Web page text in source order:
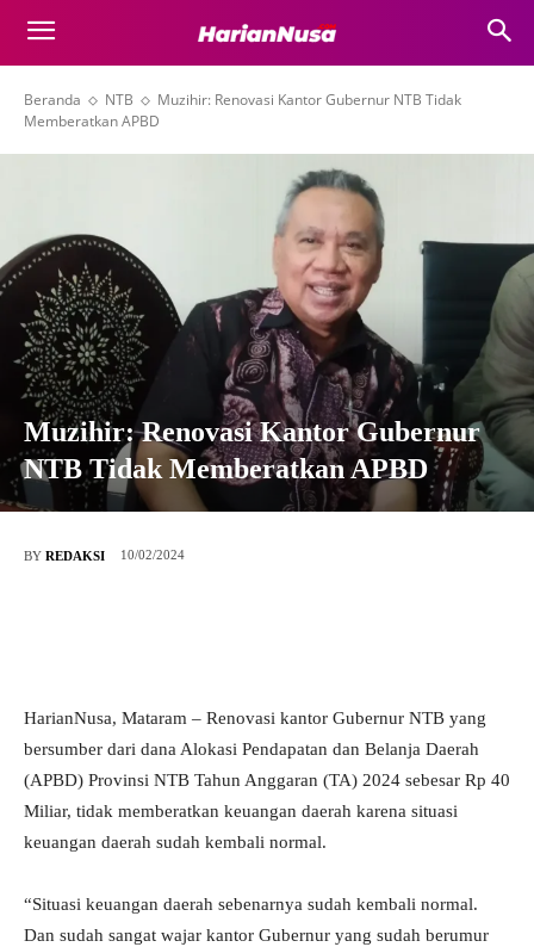
Beranda NTB
Muzihir: Renovasi Kantor Gubernur NTB Tidak
Memberatkan APBD
Muzihir: Renovasi Kantor Gubernur
NTB Tidak Memberatkan APBD
BY REDAKSI 10/02/2024
HarianNusa, Mataram – Renovasi kantor Gubernur NTB yang
bersumber dari dana Alokasi Pendapatan dan Belanja Daerah
(APBD) Provinsi NTB Tahun Anggaran (TA) 2024 sebesar Rp 40
Miliar, tidak memberatkan keuangan daerah karena situasi
keuangan daerah sudah kembali normal.
“Situasi keuangan daerah sebenarnya sudah kembali normal.
Dan sudah sangat wajar kantor Gubernur yang sudah berumur